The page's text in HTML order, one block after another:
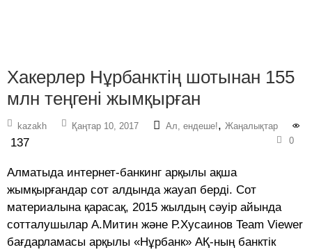
Хакерлер Нұрбанктің шотынан 155
млн теңгені жымқырған
kazakh Қаңтар 10, 2017 Ал, ендеше!, Жаңалықтар
137 0
Алматыда интернет-банкинг арқылы ақша
жымқырғандар сот алдында жауап берді. Сот
материалына қарасақ, 2015 жылдың сәуір айында
сотталушылар А.Митин және Р.Хусаинов Team Viewer
бағдарламасы арқылы «Нұрбанк» АҚ-ның банктік